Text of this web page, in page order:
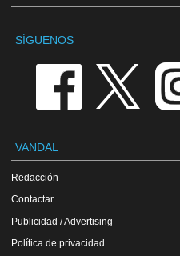
SÍGUENOS
VANDAL
Redacción
Contactar
Publicidad / Advertising
Política de privacidad